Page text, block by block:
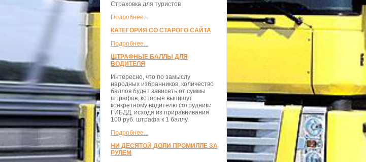
Страховка для туристов
Подробнее...
КАТЕГОРИЯ СО СТАРОГО САЙТА
Подробнее...
ШТРАФНЫЕ БАЛЛЫ ДЛЯ
ВОДИТЕЛЯ
Интересно, что по замыслу
народных избранников, количество
баллов будет зависеть от суммы
штрафов, которые выпишут
конкретному водителю сотрудники
ГИБДД, исходя из приравнивания
100 руб. штрафа к 1 баллу.
Подробнее...
НИ ДЕСЯТОЙ ДОЛИ ПРОМИЛЛЕ ЗА
РУЛЕМ